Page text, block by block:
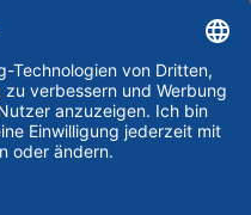
new